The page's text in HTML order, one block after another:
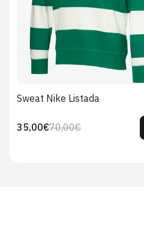
Sweat Nike Listada
Preço
70,00€Preço
35,00€